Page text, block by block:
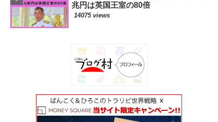
兆円は英国王室の80倍
14075 views